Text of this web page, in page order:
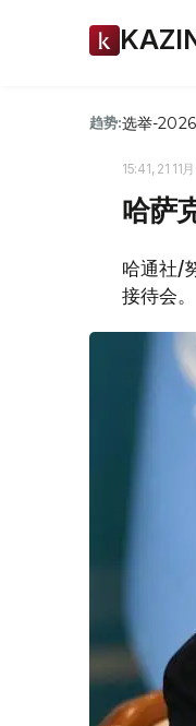
趋势:选举-2026
15:41, 21 11
哈萨
哈通社/
接待会。